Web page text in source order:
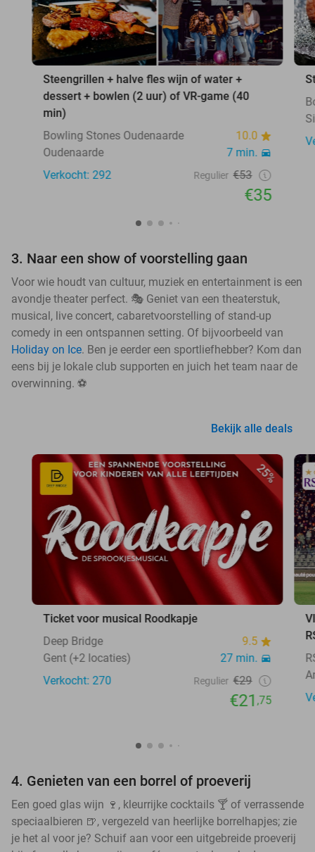
Steengrillen + halve fles wijn of water +
dessert + bowlen (2 uur) of VR-game (40
min)
Bowling Stones Oudenaarde
10.0
Oudenaarde
7 min.
Verkocht: 292
Regulier €53
€35
3. Naar een show of voorstelling gaan
Voor wie houdt van cultuur, muziek en entertainment is een
avondje theater perfect. 🎭 Geniet van een theaterstuk,
musical, live concert, cabaretvoorstelling of stand-up
comedy in een ontspannen setting. Of bijvoorbeeld van
Holiday on Ice. Ben je eerder een sportliefhebber? Kom dan
eens bij je lokale club supporten en juich het team naar de
overwinning. ⚽
Bekijk alle deals
25%
Ticket voor musical Roodkapje
Deep Bridge
9.5
Gent (+2 locaties)
27 min.
Verkocht: 270
Regulier €29
€21,75
4. Genieten van een borrel of proeverij
Een goed glas wijn 🍷, kleurrijke cocktails 🍸 of verrassende
speciaalbieren 🍺, vergezeld van heerlijke borrelhapjes; zie
je het al voor je? Schuif aan voor een uitgebreide proeverij